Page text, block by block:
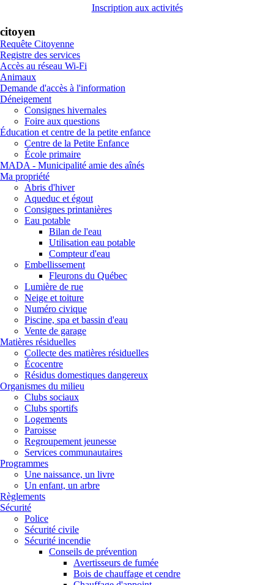
Inscription aux activités
citoyen
Requête Citoyenne
Registre des services
Accès au réseau Wi-Fi
Animaux
Demande d'accès à l'information
Déneigement
Consignes hivernales
Foire aux questions
Éducation et centre de la petite enfance
Centre de la Petite Enfance
École primaire
MADA - Municipalité amie des aînés
Ma propriété
Abris d'hiver
Aqueduc et égout
Consignes printanières
Eau potable
Bilan de l'eau
Utilisation eau potable
Compteur d'eau
Embellissement
Fleurons du Québec
Lumière de rue
Neige et toiture
Numéro civique
Piscine, spa et bassin d'eau
Vente de garage
Matières résiduelles
Collecte des matières résiduelles
Écocentre
Résidus domestiques dangereux
Organismes du milieu
Clubs sociaux
Clubs sportifs
Logements
Paroisse
Regroupement jeunesse
Services communautaires
Programmes
Une naissance, un livre
Un enfant, un arbre
Règlements
Sécurité
Police
Sécurité civile
Sécurité incendie
Conseils de prévention
Avertisseurs de fumée
Bois de chauffage et cendre